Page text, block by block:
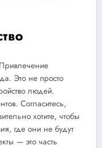
Это не просто
людей.
Согласитесь,
хотите, чтобы
где они не будут
— это часть